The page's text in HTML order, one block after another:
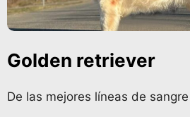
Golden retriever
De las mejores líneas de